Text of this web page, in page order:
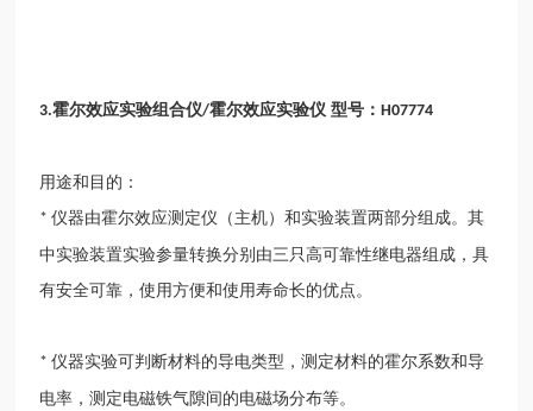
3.霍尔效应实验组合仪/霍尔效应实验仪 型号：H07774
用途和目的：
*仪器由霍尔效应测定仪（主机）和实验装置两部分组成。其
中实验装置实验参量转换分别由三只高可靠性继电器组成，具
有安全可靠，使用方便和使用寿命长的优点。
*仪器实验可判断材料的导电类型，测定材料的霍尔系数和导
电率，测定电磁铁气隙间的电磁场分布等。